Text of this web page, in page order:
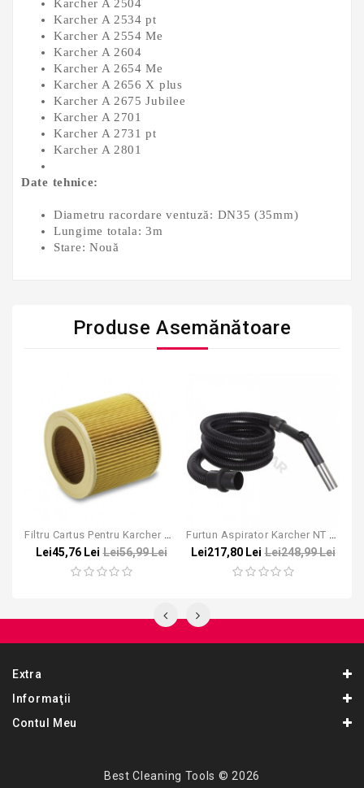
Karcher A 2504
Karcher A 2534 pt
Karcher A 2554 Me
Karcher A 2604
Karcher A 2654 Me
Karcher A 2656 X plus
Karcher A 2675 Jubilee
Karcher A 2701
Karcher A 2731 pt
Karcher A 2801
Date tehnice:
Diametru racordare ventuză: DN35 (35mm)
Lungime totala: 3m
Stare: Nouă
Produse Asemănătoare
Filtru Cartus Pentru Karcher WD 2, WD 3
Lei45,76 Lei Lei56,99 Lei
Furtun Aspirator Karcher NT 65/2 DN 40
Lei217,80 Lei Lei248,99 Lei
Extra
Informaţii
Contul Meu
Best Cleaning Tools © 2026